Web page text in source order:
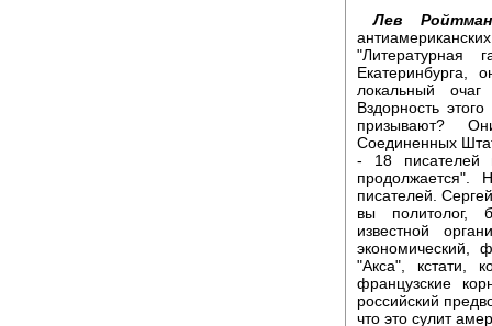
Лев
локальный
Вздорность
призывают?
Соединенных
- 18 писателей
продолжается".
писателей.
вы политолог,
известной
экономический,
"Акса", кстати,
французские
российский
что это сулит